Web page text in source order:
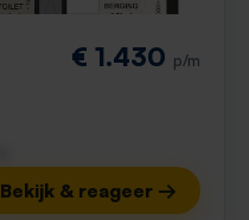
€ 1.430 p/m
Bekijk & reageer →